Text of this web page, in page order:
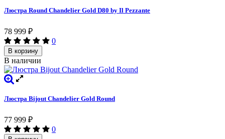
Люстра Round Chandelier Gold D80 by Il Pezzante
78 999 ₽
0
В корзину
В наличии
Люстра Bijout Chandelier Gold Round
77 999 ₽
0